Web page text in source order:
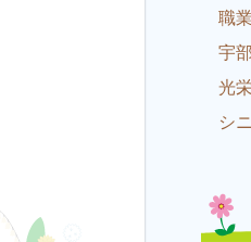
職
宇
光
シ